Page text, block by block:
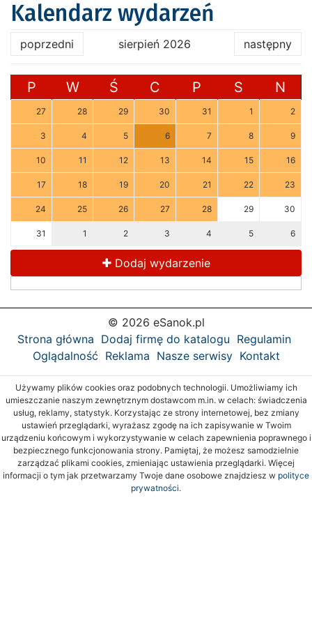
Kalendarz wydarzeń
poprzedni sierpień 2026 następny
P W Ś C P S N
27 28 29 30 31 1 2
3 4 5 6 7 8 9
10 11 12 13 14 15 16
17 18 19 20 21 22 23
24 25 26 27 28 29 30
31 1 2 3 4 5 6
Dodaj wydarzenie
© 2026 eSanok.pl
Strona główna Dodaj firmę do katalogu Regulamin
Oglądalność Reklama Nasze serwisy Kontakt
Używamy plików cookies oraz podobnych technologii. Umożliwiamy ich
umieszczanie naszym zewnętrznym dostawcom m.in. w celach: świadczenia
usług, reklamy, statystyk. Korzystając ze strony internetowej, bez zmiany
ustawień przeglądarki, wyrażasz zgodę na ich zapisywanie w Twoim
urządzeniu końcowym i wykorzystywanie w celach zapewnienia poprawnego i
bezpiecznego funkcjonowania strony. Pamiętaj, że możesz samodzielnie
zarządzać plikami cookies, zmieniając ustawienia przeglądarki. Więcej
informacji o tym jak przetwarzamy Twoje dane osobowe znajdziesz w polityce
prywatności.